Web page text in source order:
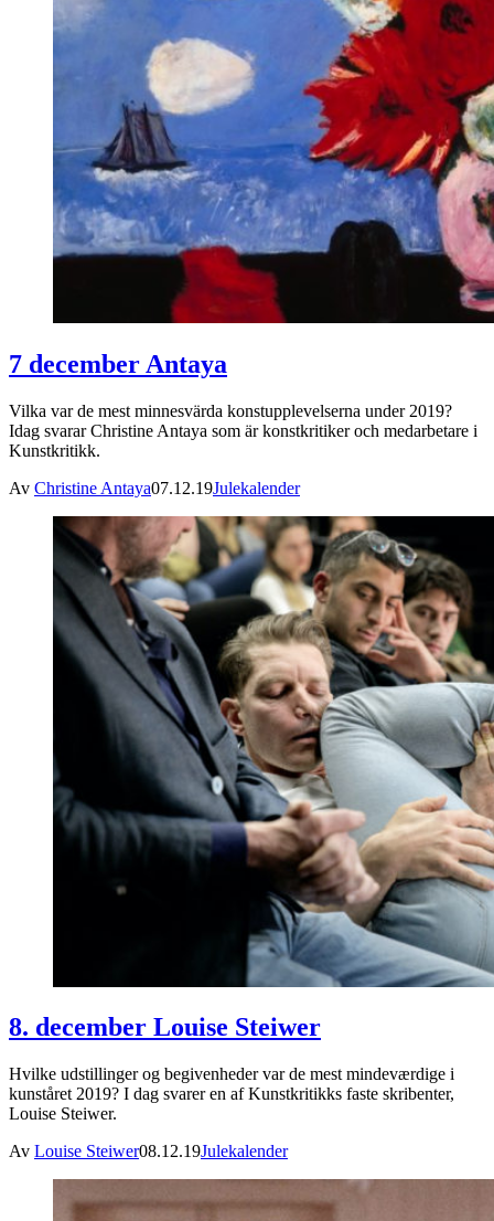
7 december Antaya
Vilka var de mest minnesvärda konstupplevelserna under 2019?
Idag svarar Christine Antaya som är konstkritiker och medarbetare i
Kunstkritikk.
Av Christine Antaya07.12.19Julekalender
8. december Louise Steiwer
Hvilke udstillinger og begivenheder var de mest mindeværdige i
kunståret 2019? I dag svarer en af Kunstkritikks faste skribenter,
Louise Steiwer.
Av Louise Steiwer08.12.19Julekalender